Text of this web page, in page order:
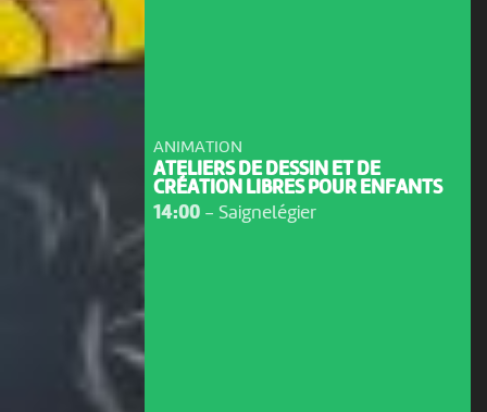
ANIMATION
ATELIERS DE DESSIN ET DE
CRÉATION LIBRES POUR ENFANTS
14:00- Saignelégier